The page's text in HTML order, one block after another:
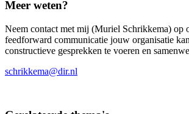
Meer weten?
Neem contact met mij (Muriel Schrikkema) op
feedforward communicatie jouw organisatie
constructieve gesprekken te voeren en
schrikkema@dir.nl